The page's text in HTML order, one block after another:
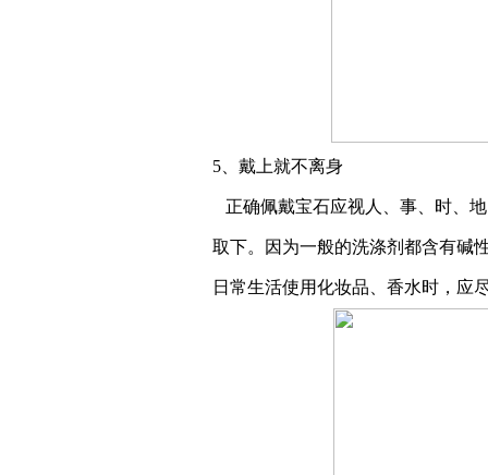
5、戴上就不离身
正确佩戴宝石应视人、事、时、
取下。因为一般的洗涤剂都含有碱
日常生活使用化妆品、香水时，应